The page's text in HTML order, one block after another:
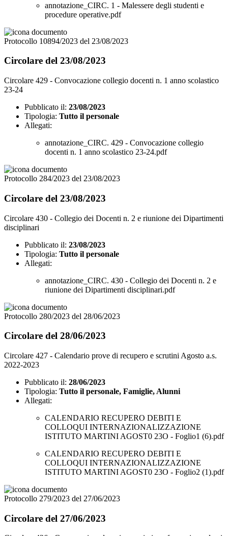
annotazione_CIRC. 1 - Malessere degli studenti e
procedure operative.pdf
Protocollo 10894/2023 del 23/08/2023
Circolare del 23/08/2023
Circolare 429 - Convocazione collegio docenti n. 1 anno scolastico
23-24
Pubblicato il: 23/08/2023
Tipologia: Tutto il personale
Allegati:
annotazione_CIRC. 429 - Convocazione collegio
docenti n. 1 anno scolastico 23-24.pdf
Protocollo 284/2023 del 23/08/2023
Circolare del 23/08/2023
Circolare 430 - Collegio dei Docenti n. 2 e riunione dei Dipartimenti
disciplinari
Pubblicato il: 23/08/2023
Tipologia: Tutto il personale
Allegati:
annotazione_CIRC. 430 - Collegio dei Docenti n. 2 e
riunione dei Dipartimenti disciplinari.pdf
Protocollo 280/2023 del 28/06/2023
Circolare del 28/06/2023
Circolare 427 - Calendario prove di recupero e scrutini Agosto a.s.
2022-2023
Pubblicato il: 28/06/2023
Tipologia: Tutto il personale, Famiglie, Alunni
Allegati:
CALENDARIO RECUPERO DEBITI E
COLLOQUI INTERNAZIONALIZZAZIONE
ISTITUTO MARTINI AGOST0 23O - Foglio1 (6).pdf
CALENDARIO RECUPERO DEBITI E
COLLOQUI INTERNAZIONALIZZAZIONE
ISTITUTO MARTINI AGOST0 23O - Foglio2 (1).pdf
Protocollo 279/2023 del 27/06/2023
Circolare del 27/06/2023